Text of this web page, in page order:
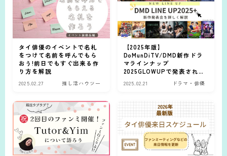
タイ俳優のイベントで名札
をつけて名前を呼んでもら
おう!前日でもすぐ出来る作
り方を解説
2025.02.27 推し活ハウツー
【2025年版】
DoMunDiTV/DMD新作ドラ
マラインナップ
2025GLOWUPで発表された
2025.02.21 ドラマ・俳優